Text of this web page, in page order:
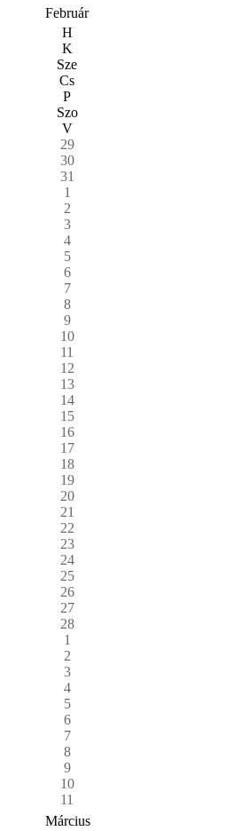
Február
H
K
Sze
Cs
P
Szo
V
29
30
31
1
2
3
4
5
6
7
8
9
10
11
12
13
14
15
16
17
18
19
20
21
22
23
24
25
26
27
28
1
2
3
4
5
6
7
8
9
10
11
Március